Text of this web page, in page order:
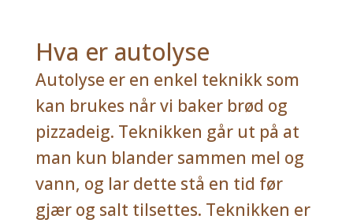
Hva er autolyse
Autolyse er en enkel teknikk som
kan brukes når vi baker brød og
pizzadeig. Teknikken går ut på at
man kun blander sammen mel og
vann, og lar dette stå en tid før
gjær og salt tilsettes. Teknikken er